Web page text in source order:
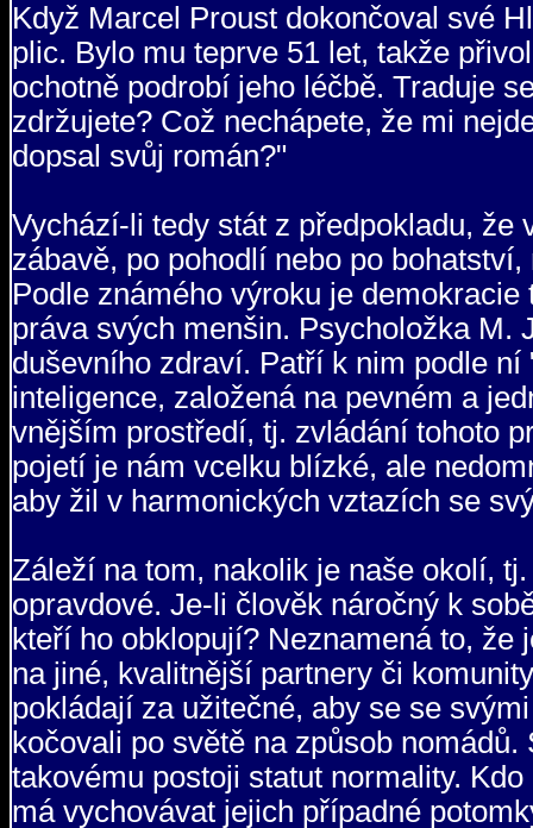
Když Marcel Proust dokončoval své
plic. Bylo mu teprve 51 let, takže
ochotně podrobí jeho léčbě. Traduje
zdržujete? Což nechápete, že mi
dopsal svůj román?"
Vychází-li tedy stát z předpokladu, že
zábavě, po pohodlí nebo po
Podle známého výroku je
práva svých menšin. Psycholožka M.
duševního zdraví. Patří k nim podle
inteligence, založená na pevném a
vnějším prostředí, tj. zvládání tohoto
pojetí je nám vcelku blízké, ale
aby žil v harmonických vztazích se
Záleží na tom, nakolik je naše okolí,
opravdové. Je-li člověk náročný k
kteří ho obklopují? Neznamená to,
na jiné, kvalitnější partnery či
pokládají za užitečné, aby se se
kočovali po světě na způsob
takovému postoji statut normality.
má vychovávat jejich případné